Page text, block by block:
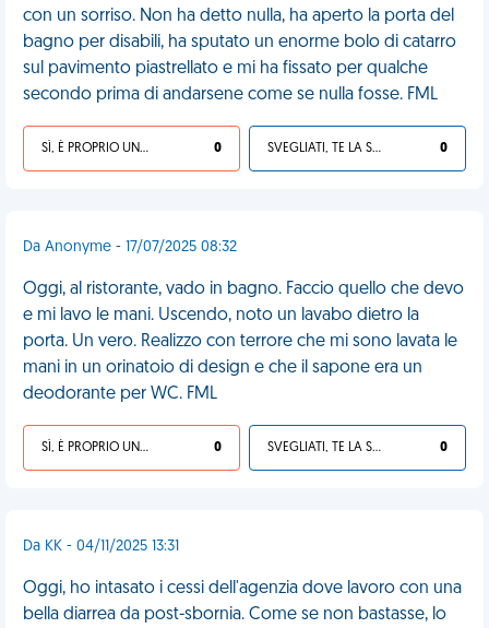
con un sorriso. Non ha detto nulla, ha aperto la porta del
bagno per disabili, ha sputato un enorme bolo di catarro
sul pavimento piastrellato e mi ha fissato per qualche
secondo prima di andarsene come se nulla fosse. FML
SÌ, È PROPRIO UNA VDM! 0 SVEGLIATI, TE LA SEI CERCATA! 0
Da Anonyme - 17/07/2025 08:32
Oggi, al ristorante, vado in bagno. Faccio quello che devo
e mi lavo le mani. Uscendo, noto un lavabo dietro la
porta. Un vero. Realizzo con terrore che mi sono lavata le
mani in un orinatoio di design e che il sapone era un
deodorante per WC. FML
SÌ, È PROPRIO UNA VDM! 0 SVEGLIATI, TE LA SEI CERCATA! 0
Da KK - 04/11/2025 13:31
Oggi, ho intasato i cessi dell'agenzia dove lavoro con una
bella diarrea da post-sbornia. Come se non bastasse, lo